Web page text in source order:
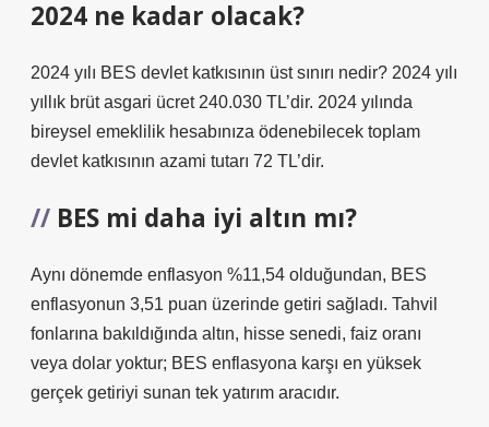
2024 ne kadar olacak?
2024 yılı BES devlet katkısının üst sınırı nedir? 2024 yılı
yıllık brüt asgari ücret 240.030 TL’dir. 2024 yılında
bireysel emeklilik hesabınıza ödenebilecek toplam
devlet katkısının azami tutarı 72 TL’dir.
BES mi daha iyi altın mı?
Aynı dönemde enflasyon %11,54 olduğundan, BES
enflasyonun 3,51 puan üzerinde getiri sağladı. Tahvil
fonlarına bakıldığında altın, hisse senedi, faiz oranı
veya dolar yoktur; BES enflasyona karşı en yüksek
gerçek getiriyi sunan tek yatırım aracıdır.